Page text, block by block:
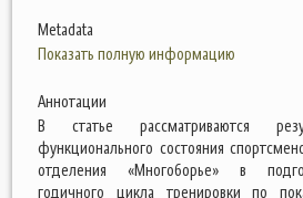
Metadata
Показать полную информацию
Аннотации
В статье рассматриваются
функционального состояния
отделения «Многоборье» в
годичного цикла тренировки по